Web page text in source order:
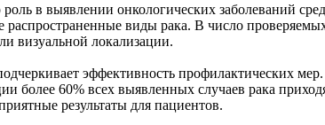
в выявлении онкологических заболеваний
виды рака. В число
визуальной локализации.
эффективность профилактических
более 60% всех выявленных случаев рака
результаты для пациентов.